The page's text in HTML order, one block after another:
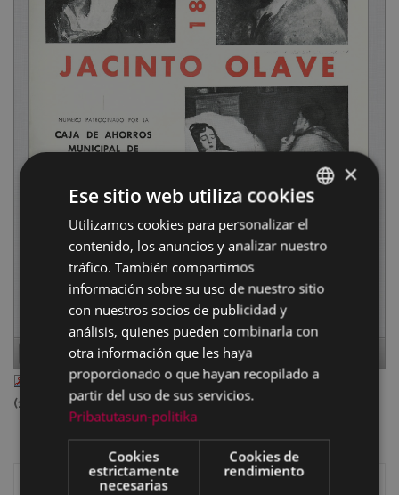
Page 1 of16
II_77_nov_196.pdf— PDF document, 12.44 MB
(13039320 bytes)
Libros de Eibar
BASQUE
SPANISH
×
Ese sitio web utiliza cookies
Utilizamos cookies para personalizar el
contenido, los anuncios y analizar nuestro
tráfico. También compartimos
información sobre su uso de nuestro sitio
con nuestros socios de publicidad y
análisis, quienes pueden combinarla con
otra información que les haya
proporcionado o que hayan recopilado a
partir del uso de sus servicios.
Pribatutasun-politika
Cookies
estrictamente
necesarias
Cookies de
rendimiento